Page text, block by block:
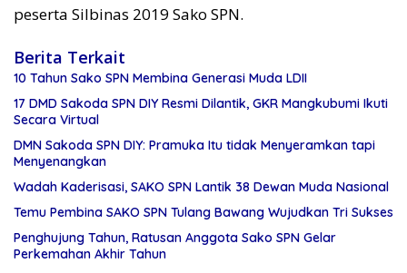
peserta Silbinas 2019 Sako SPN.
Berita Terkait
10 Tahun Sako SPN Membina Generasi Muda LDII
17 DMD Sakoda SPN DIY Resmi Dilantik, GKR Mangkubumi Ikuti
Secara Virtual
DMN Sakoda SPN DIY: Pramuka Itu tidak Menyeramkan tapi
Menyenangkan
Wadah Kaderisasi, SAKO SPN Lantik 38 Dewan Muda Nasional
Temu Pembina SAKO SPN Tulang Bawang Wujudkan Tri Sukses
Penghujung Tahun, Ratusan Anggota Sako SPN Gelar
Perkemahan Akhir Tahun